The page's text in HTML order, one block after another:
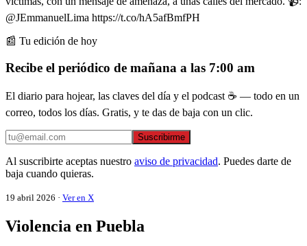
@JEmmanuelLima https://t.co/hA5afBmfPH
📰 Tu edición de hoy
Recibe el periódico de mañana a las 7:00 am
El diario para hojear, las claves del día y el podcast ☕ — todo en un
correo, todos los días. Gratis, y te das de baja con un clic.
Suscribirme
Al suscribirte aceptas nuestro aviso de privacidad. Puedes darte de
baja cuando quieras.
19 abril 2026 · Ver en X
Violencia en Puebla